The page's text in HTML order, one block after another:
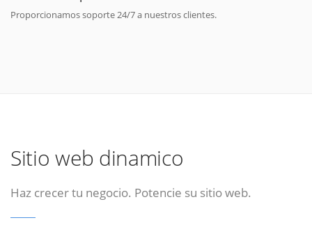
Proporcionamos soporte 24/7 a nuestros clientes.
Sitio web dinamico
Haz crecer tu negocio. Potencie su sitio web.